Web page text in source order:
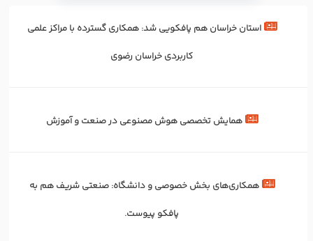
استان خراسان هم پافکویی شد: همکاری‌ گسترده با مراکز علمی
کاربردی خراسان رضوی
همایش تخصصی هوش مصنوعی در صنعت و آموزش
همکاری‌های بخش خصوصی و دانشگاه: صنعتی شریف هم به
پافکو پیوست.